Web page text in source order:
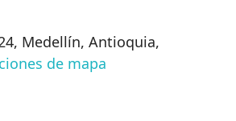
Medellín, Antioquia,
de mapa